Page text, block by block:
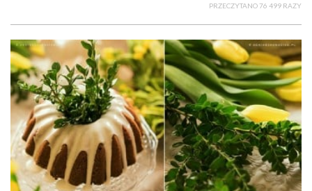
PRZECZYTANO 76 499 RAZY